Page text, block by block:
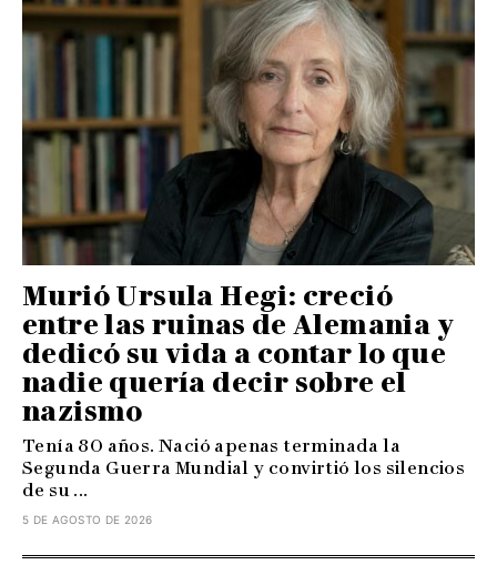
Murió Ursula Hegi: creció
entre las ruinas de Alemania y
dedicó su vida a contar lo que
nadie quería decir sobre el
nazismo
Tenía 80 años. Nació apenas terminada la
Segunda Guerra Mundial y convirtió los silencios
de su ...
5 DE AGOSTO DE 2026